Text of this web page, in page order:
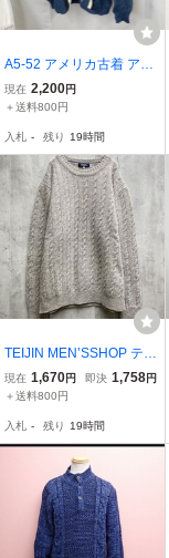
A5-52 アメリカ古着 アク
リル 長袖 ハーフジップ
ニットセーター ブルー メ
現在 2,200円
＋送料800円
入札 - 残り 19時間
TEIJIN MEN’SSHOP テイ
ジンメンズショップ ニッ
ト セーター sizeLL/グレ
現在 1,670円 即決 1,758円
＋送料800円
入札 - 残り 19時間